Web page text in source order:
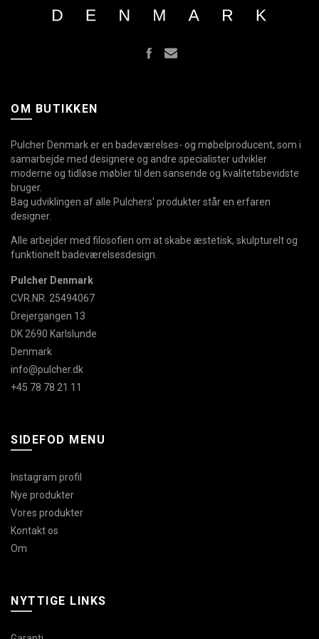
OM BUTIKKEN
Pulcher Denmark er en badeværelses- og møbelproducent, som i
samarbejde med designere og andre specialister udvikler
moderne og tidløse møbler til den sansende og kvalitetsbevidste
bruger.
Bag udviklingen af alle Pulchers' produkter står en erfaren
designer.
Alle arbejder med filosofien om at skabe æstetisk, skulpturelt og
funktionelt badeværelsesdesign.
Pulcher Denmark
CVR.NR. 25494067
Drejergangen 13
DK 2690 Karlslunde
Denmark
info@pulcher.dk
+45 78 78 21 11
SIDEFOD MENU
Instagram profil
Nye produkter
Vores produkter
Kontakt os
Om
NYTTIGE LINKS